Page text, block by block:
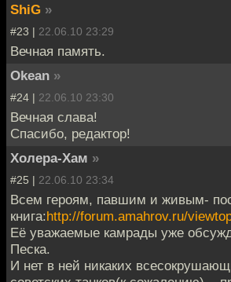
ShiG »
#23 | 22.06.10 23:29
Вечная память.
Okean »
#24 | 22.06.10 23:30
Вечная слава!
Спасибо, редактор!
Холера-Хам »
#25 | 22.06.10 23:34
Всем героям, павшим и живым-
книга:http://forum.amahrov.ru/
Её уважаемые камрады уже
Песка.
И нет в ней никаких